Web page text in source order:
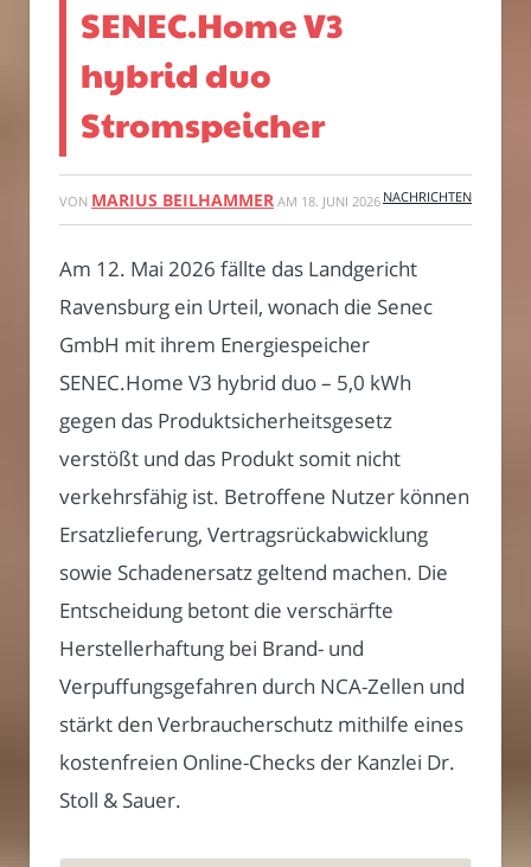
SENEC.Home V3
hybrid duo
Stromspeicher
VON MARIUS BEILHAMMER AM 18. JUNI 2026 NACHRICHTEN
Am 12. Mai 2026 fällte das Landgericht
Ravensburg ein Urteil, wonach die Senec
GmbH mit ihrem Energiespeicher
SENEC.Home V3 hybrid duo – 5,0 kWh
gegen das Produktsicherheitsgesetz
verstößt und das Produkt somit nicht
verkehrsfähig ist. Betroffene Nutzer können
Ersatzlieferung, Vertragsrückabwicklung
sowie Schadenersatz geltend machen. Die
Entscheidung betont die verschärfte
Herstellerhaftung bei Brand- und
Verpuffungsgefahren durch NCA-Zellen und
stärkt den Verbraucherschutz mithilfe eines
kostenfreien Online-Checks der Kanzlei Dr.
Stoll & Sauer.